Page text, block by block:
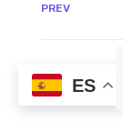
PREV
ES